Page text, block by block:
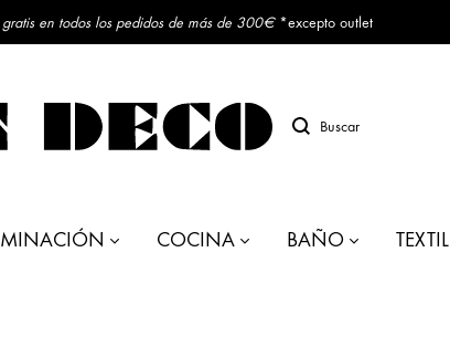
gratis en todos los pedidos de más de 300€*excepto outlet
Buscar
COCINA BAÑO TEXTIL